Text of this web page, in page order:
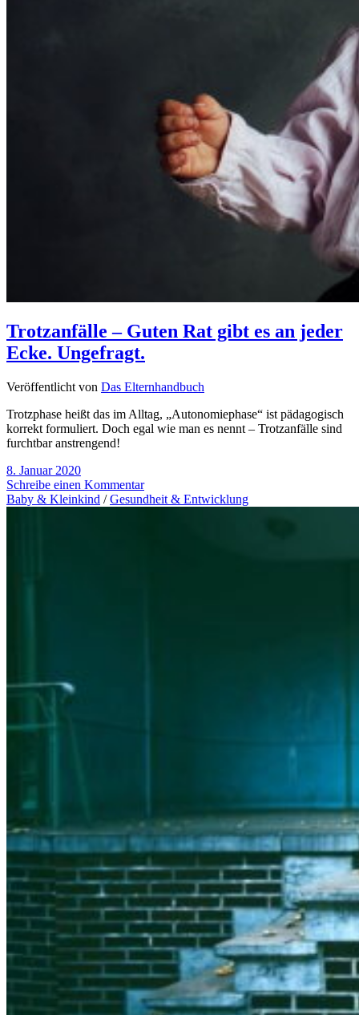
Trotzanfälle – Guten Rat gibt es an jeder
Ecke. Ungefragt.
Veröffentlicht von Das Elternhandbuch
Trotzphase heißt das im Alltag, „Autonomiephase“ ist pädagogisch
korrekt formuliert. Doch egal wie man es nennt – Trotzanfälle sind
furchtbar anstrengend!
8. Januar 2020
Schreibe einen Kommentar
Baby & Kleinkind /Gesundheit & Entwicklung